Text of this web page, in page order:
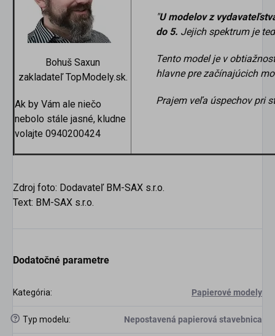
Bohuš Saxun
zakladateľ TopModely.sk.
Ak by Vám ale niečo
nebolo stále jasné, kludne
volajte 0940200424
"U modelov z
do 5. Jejich spektrum je
Tento model je v
hlavne pre začínajúcich
Prajem veľa úspechov pri
Zdroj foto: Dodavateľ BM-SAX s.r.o.
Text: BM-SAX s.r.o.
Dodatočné parametre
Kategória: Papierové modely
? Typ modelu: Nepostavená papierová stavebnica